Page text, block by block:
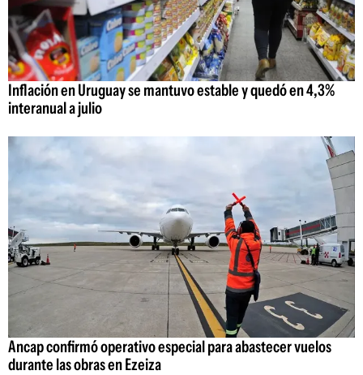
Inflación en Uruguay se mantuvo estable y quedó en 4,3%
interanual a julio
Ancap confirmó operativo especial para abastecer vuelos
durante las obras en Ezeiza